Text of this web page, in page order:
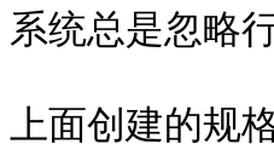
系统总是忽略
上面创建的规